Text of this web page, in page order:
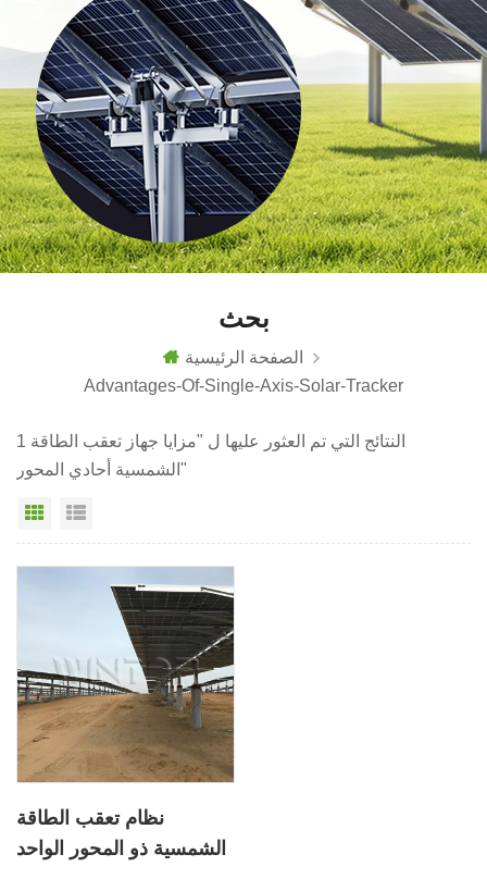
بحث
الصفحة الرئيسية
Advantages-Of-Single-Axis-Solar-Tracker
1 النتائج التي تم العثور عليها ل "مزايا جهاز تعقب الطاقة
الشمسية أحادي المحور"
عرض شبكي
نظام تعقب الطاقة
الشمسية ذو المحور الواحد